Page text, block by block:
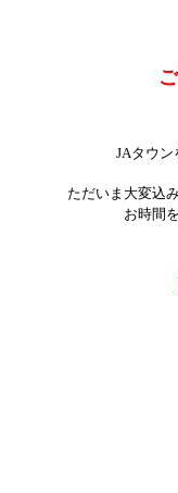
JAタウン
ただいま大変込
お時間